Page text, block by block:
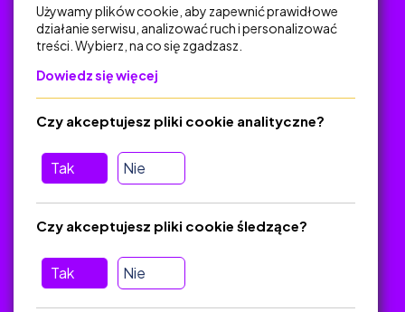
Na skróty
Polityka Prywatności
Regulamin
O platformie
Baza materiałów dydaktycznych
Jak zostać autorem
FAQ
Używamy plików cookie, aby zapewnić prawidłowe
działanie serwisu, analizować ruch i personalizować
treści. Wybierz, na co się zgadzasz.
Dowiedz się więcej
Tak Nie
Czy akceptujesz pliki cookie analityczne?
Tak Nie
Czy akceptujesz pliki cookie śledzące?